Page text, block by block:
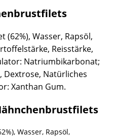
(62%), Wasser, Rapsöl,
Reisstärke,
Natriumbikarbonat;
Natürliches
Xanthan Gum.
Wasser, Rapsöl,